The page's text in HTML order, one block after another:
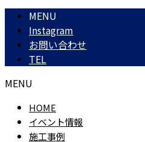
MENU
Instagram
お問い合わせ
TEL
MENU
HOME
イベント情報
施工事例